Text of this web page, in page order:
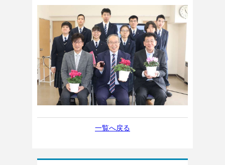
一覧へ戻る